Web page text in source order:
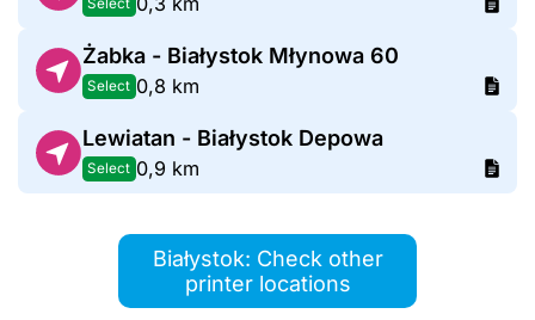
Select
Żabka - Białystok Młynowa 60
Select 0,8 km
Lewiatan - Białystok Depowa
Select 0,9 km
Białystok: Check other
printer locations